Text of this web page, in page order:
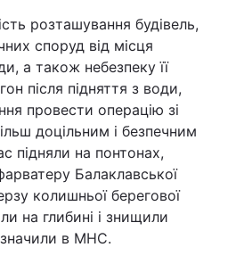
розташування будівель,
споруд від місця
а також небезпеку її
після підняття з води,
провести операцію зі
доцільним і безпечним
підняли на понтонах,
Балаклавської
колишньої берегової
на глибині і знищили
в МНС.